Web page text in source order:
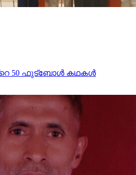
50 ഫുട്ബോൾ കഥകൾ